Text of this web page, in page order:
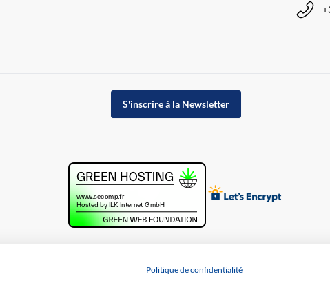
S'inscrire à la Newsletter
Politique de confidentialité